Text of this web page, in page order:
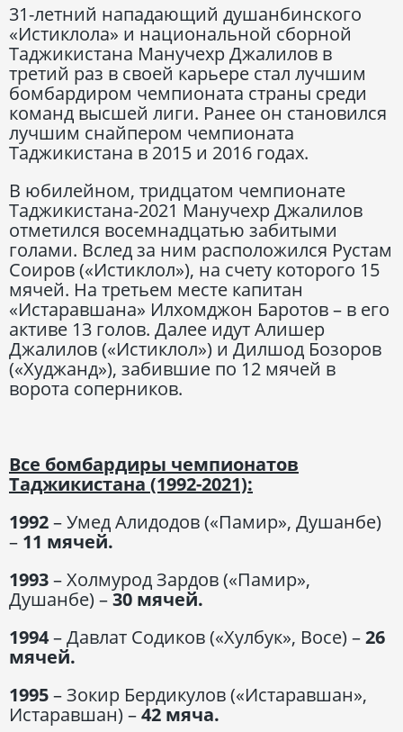
31-летний нападающий душанбинского
«Истиклола» и национальной сборной
Таджикистана Манучехр Джалилов в
третий раз в своей карьере стал лучшим
бомбардиром чемпионата страны среди
команд высшей лиги. Ранее он становился
лучшим снайпером чемпионата
Таджикистана в 2015 и 2016 годах.
В юбилейном, тридцатом чемпионате
Таджикистана-2021 Манучехр Джалилов
отметился восемнадцатью забитыми
голами. Вслед за ним расположился Рустам
Соиров («Истиклол»), на счету которого 15
мячей. На третьем месте капитан
«Истаравшана» Илхомджон Баротов – в его
активе 13 голов. Далее идут Алишер
Джалилов («Истиклол») и Дилшод Бозоров
(«Худжанд»), забившие по 12 мячей в
ворота соперников.
Все бомбардиры чемпионатов
Таджикистана (1992-2021):
1992– Умед Алидодов («Памир», Душанбе)
– 11 мячей.
1993– Холмурод Зардов («Памир»,
Душанбе) –30 мячей.
1994– Давлат Содиков («Хулбук», Восе) –26
мячей.
1995– Зокир Бердикулов («Истаравшан»,
Истаравшан) –42 мяча.